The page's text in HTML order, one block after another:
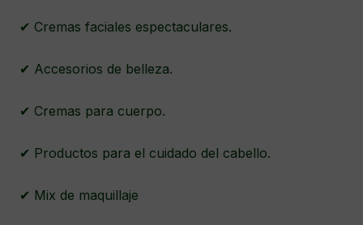
✔ Cremas faciales espectaculares.
✔ Accesorios de belleza.
✔ Cremas para cuerpo.
✔ Productos para el cuidado del cabello.
✔ Mix de maquillaje